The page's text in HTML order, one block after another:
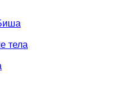
тела